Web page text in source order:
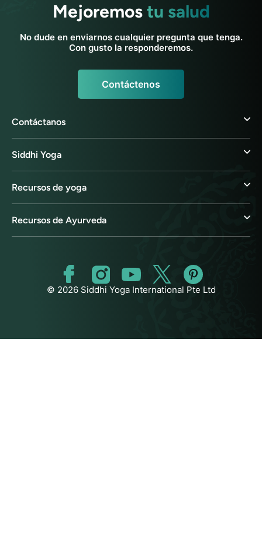
Mejoremostu salud
No dude en enviarnos cualquier pregunta que tenga.
Con gusto la responderemos.
Contáctenos
Contáctanos
Siddhi Yoga
Recursos de yoga
Recursos de Ayurveda
© 2026 Siddhi Yoga International Pte Ltd